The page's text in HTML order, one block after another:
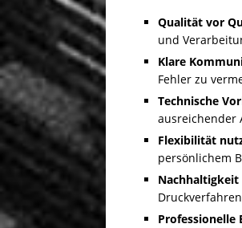
Qualität vor
und
Klare
Fehler zu
Technische
ausreichender
Flexibilität
persönlichem
Professionelle